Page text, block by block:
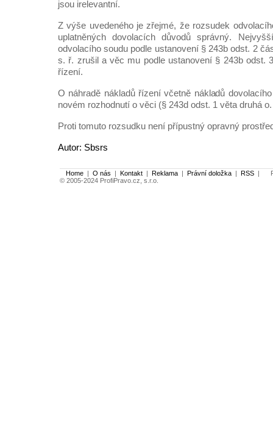
jsou irelevantní.
Z výše uvedeného je zřejmé, že rozsudek
uplatněných dovolacích důvodů správný.
odvolacího soudu podle ustanovení § 243b odst. 2
s. ř. zrušil a věc mu podle ustanovení § 243b odst.
řízení.
O náhradě nákladů řízení včetně nákladů
novém rozhodnutí o věci (§ 243d odst. 1 věta druhá
Proti tomuto rozsudku není přípustný opravný
Autor: Sbsrs
Home | O nás | Kontakt | Reklama | Právní doložka | RSS |
© 2005-2024 ProfiPravo.cz, s.r.o.